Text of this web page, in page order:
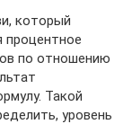
который
процентное
по отношению
Такой
уровень